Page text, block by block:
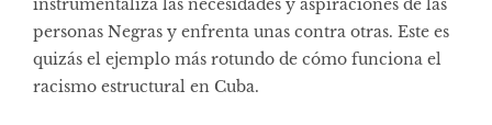
personas Negras y enfrenta unas contra otras. Este es
quizás el ejemplo más rotundo de cómo funciona el
racismo estructural en Cuba.